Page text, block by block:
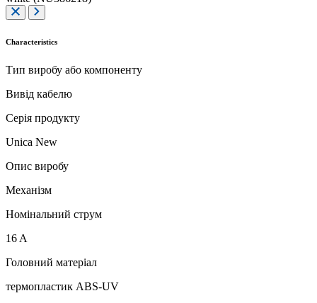
Characteristics
Тип виробу або компоненту
Вивід кабелю
Серія продукту
Unica New
Опис виробу
Механізм
Номінальний струм
16 A
Головний матеріал
термопластик ABS-UV